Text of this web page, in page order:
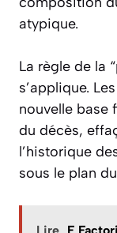
atypique.
La règle de la
s’applique.
nouvelle base
du décès,
l’historique
sous le plan